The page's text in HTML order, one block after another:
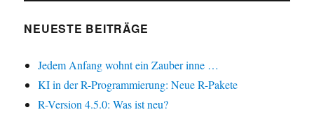
NEUESTE BEITRÄGE
Jedem Anfang wohnt ein Zauber inne …
KI in der R-Programmierung: Neue R-Pakete
R-Version 4.5.0: Was ist neu?